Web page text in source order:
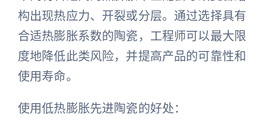
构出现热应力、开裂或分层。通过选择具有
合适热膨胀系数的陶瓷，工程师可以最大限
度地降低此类风险，并提高产品的可靠性和
使用寿命。
使用低热膨胀先进陶瓷的好处：